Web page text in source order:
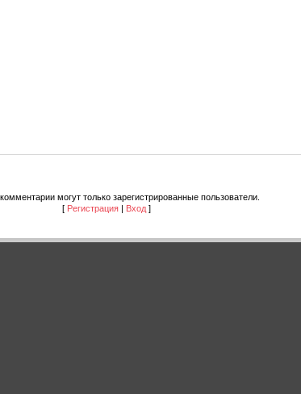
могут только зарегистрированные пользователи.
[ Регистрация | Вход ]